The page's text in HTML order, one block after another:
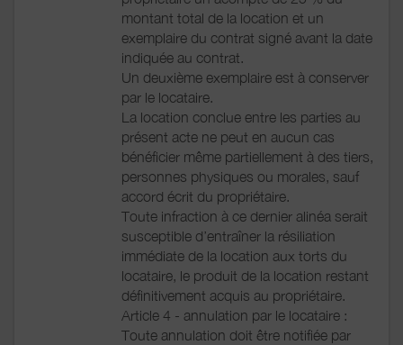
montant total de la location et un
exemplaire du contrat signé avant la date
indiquée au contrat.
Un deuxième exemplaire est à conserver
par le locataire.
La location conclue entre les parties au
présent acte ne peut en aucun cas
bénéficier même partiellement à des tiers,
personnes physiques ou morales, sauf
accord écrit du propriétaire.
Toute infraction à ce dernier alinéa serait
susceptible d’entraîner la résiliation
immédiate de la location aux torts du
locataire, le produit de la location restant
définitivement acquis au propriétaire.
Article 4 - annulation par le locataire :
Toute annulation doit être notifiée par